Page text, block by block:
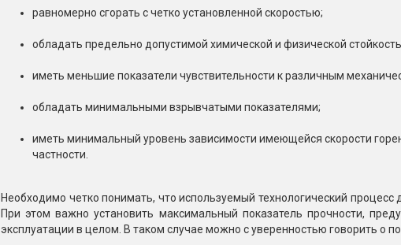
равномерно сгорать с четко установленной скоростью;
обладать предельно допустимой химической и физической
иметь меньшие показатели чувствительности к различным
обладать минимальными взрывчатыми показателями;
иметь минимальный уровень зависимости имеющейся скорости
частности.
Необходимо четко понимать, что используемый технологический
При этом важно установить максимальный показатель прочности,
эксплуатации в целом. В таком случае можно с уверенностью говорить о